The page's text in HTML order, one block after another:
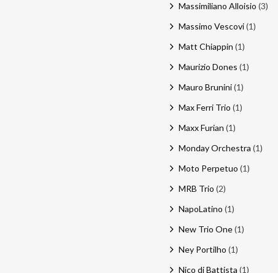
Massimiliano Alloisio (3)
Massimo Vescovi(1)
Matt Chiappin (1)
Maurizio Dones (1)
Mauro Brunini(1)
Max Ferri Trio (1)
Maxx Furian (1)
Monday Orchestra (1)
Moto Perpetuo (1)
MRB Trio (2)
NapoLatino (1)
New Trio One(1)
Ney Portilho (1)
Nico di Battista (1)